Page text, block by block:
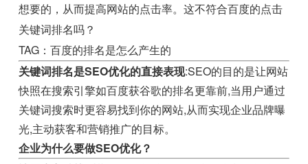
想要的，从而提高网站的点击率。这不符合百度的点击
关键词排名吗？
TAG：百度的排名是怎么产生的
关键词排名是SEO优化的直接表现:SEO的目的是让网站
快照在搜索引擎如百度获谷歌的排名更靠前,当用户通过
关键词搜索时更容易找到你的网站,从而实现企业品牌曝
光,主动获客和营销推广的目标。
企业为什么要做SEO优化？